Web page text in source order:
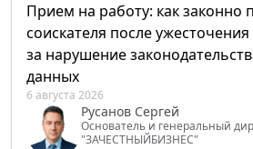
Прием на работу: как законно
соискателя после
за нарушение
данных
6 августа 2026
Русанов Сергей
Основатель и генеральный
"ЗАЧЕСТНЫЙБИЗНЕС"